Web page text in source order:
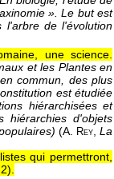
». Le but est
l'arbre de l'évolution
une science.
et les Plantes en
commun, des plus
est étudiée
hiérarchisées et
hiérarchies d'objets
(A. Rey, La
qui permettront,
).